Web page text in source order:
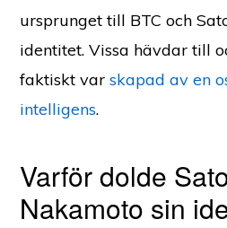
ursprunget till BTC och
identitet. Vissa hävdar till
faktiskt varskapad av en
intelligens.
Varför dolde
Nakamoto sin